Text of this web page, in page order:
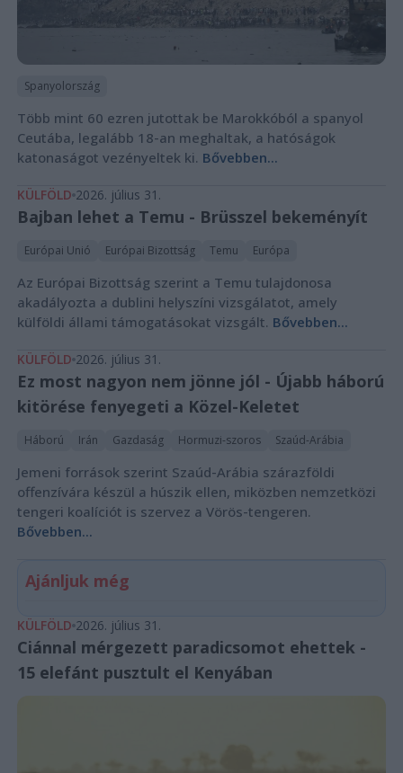
Spanyolország
Több mint 60 ezren jutottak be Marokkóból a spanyol
Ceutába, legalább 18-an meghaltak, a hatóságok
katonaságot vezényeltek ki. Bővebben...
KÜLFÖLD 2026. július 31.
Bajban lehet a Temu - Brüsszel bekeményít
Európai Unió Európai Bizottság Temu Európa
Az Európai Bizottság szerint a Temu tulajdonosa
akadályozta a dublini helyszíni vizsgálatot, amely
külföldi állami támogatásokat vizsgált. Bővebben...
KÜLFÖLD 2026. július 31.
Ez most nagyon nem jönne jól - Újabb háború
kitörése fenyegeti a Közel-Keletet
Háború Irán Gazdaság Hormuzi-szoros Szaúd-Arábia
Jemeni források szerint Szaúd-Arábia szárazföldi
offenzívára készül a húszik ellen, miközben nemzetközi
tengeri koalíciót is szervez a Vörös-tengeren.
Bővebben...
Ajánljuk még
KÜLFÖLD 2026. július 31.
Ciánnal mérgezett paradicsomot ehettek -
15 elefánt pusztult el Kenyában